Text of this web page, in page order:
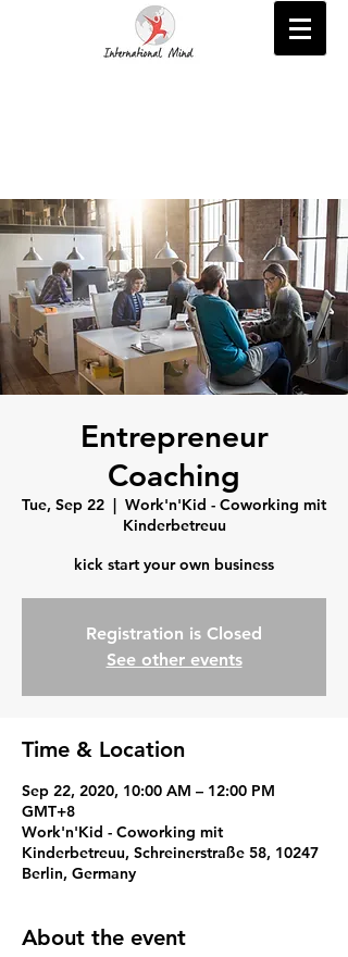
Entrepreneur
Coaching
Tue, Sep 22
  |
Work'n'Kid - Coworking mit
Kinderbetreuu
kick start your own business
Registration is Closed
See other events
Time & Location
Sep 22, 2020, 10:00 AM – 12:00 PM
GMT+8
Work'n'Kid - Coworking mit
Kinderbetreuu, Schreinerstraße 58, 10247
Berlin, Germany
About the event